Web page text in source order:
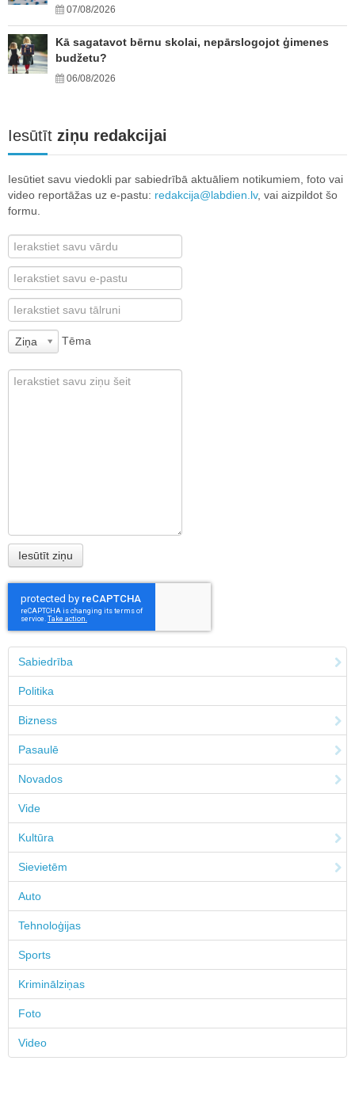
07/08/2026
Kā sagatavot bērnu skolai, nepārslogojot ģimenes
budžetu?
06/08/2026
Iesūtīt ziņu redakcijai
Iesūtiet savu viedokli par sabiedrībā aktuāliem notikumiem, foto vai
video reportāžas uz e-pastu: redakcija@labdien.lv, vai aizpildot šo
formu.
Ziņa Tēma
Sabiedrība
Politika
Bizness
Pasaulē
Novados
Vide
Kultūra
Sievietēm
Auto
Tehnoloģijas
Sports
Kriminālziņas
Foto
Video